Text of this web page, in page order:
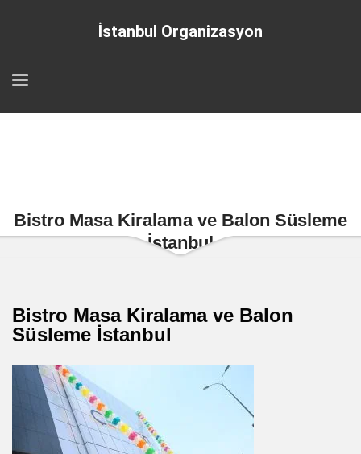
İstanbul Organizasyon
Bistro Masa Kiralama ve Balon Süsleme
İstanbul
Bistro Masa Kiralama ve Balon
Süsleme İstanbul